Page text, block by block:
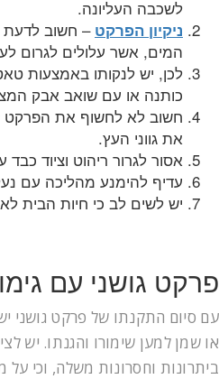
לשכבה העליונה.
ניקיון הפרקט – חשוב
המים, אשר עלולים לגרום
לכן, יש לנקותו באמצעות
כותנה או עם שואב אבק
חשוב לא לחשוף את הפרקט
את גווני העץ.
אסור לגרור ריהוט וציוד
עדיף להימנע מהליכה עם
יש לשים לב כי חיות הבית
פרקט גושני עם
עם סיום התקנתו של פרקט גושני
או שמן למען שימורו והגנתו. יש
ביתרונות וחסרונות משלה, וכי על